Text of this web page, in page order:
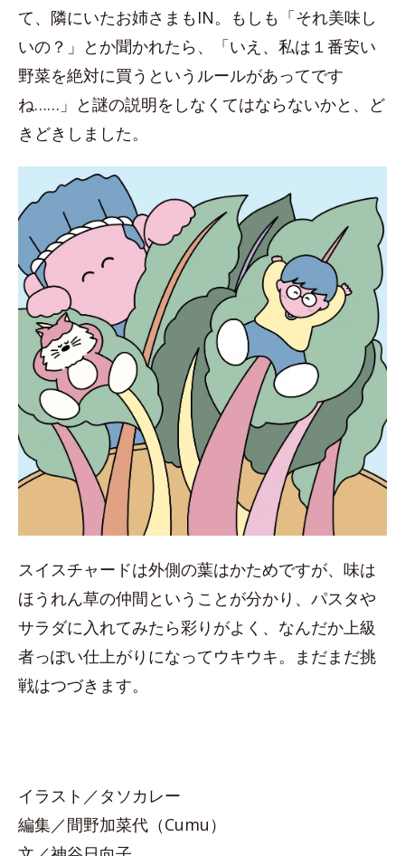
て、隣にいたお姉さまもIN。もしも「それ美味し
いの？」とか聞かれたら、「いえ、私は１番安い
野菜を絶対に買うというルールがあってです
ね……」と謎の説明をしなくてはならないかと、ど
きどきしました。
スイスチャードは外側の葉はかためですが、味は
ほうれん草の仲間ということが分かり、パスタや
サラダに入れてみたら彩りがよく、なんだか上級
者っぽい仕上がりになってウキウキ。まだまだ挑
戦はつづきます。
イラスト／タソカレー
編集／間野加菜代（Cumu）